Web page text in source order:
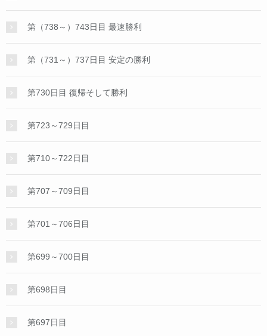
第（738～）743日目 最速勝利
第（731～）737日目 安定の勝利
第730日目 復帰そして勝利
第723～729日目
第710～722日目
第707～709日目
第701～706日目
第699～700日目
第698日目
第697日目